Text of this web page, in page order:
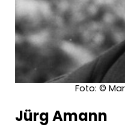
Foto: ©
Jürg Amann